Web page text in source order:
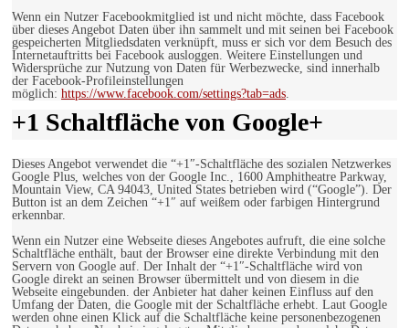
Wenn ein Nutzer Facebookmitglied ist und nicht möchte, dass Facebook
über dieses Angebot Daten über ihn sammelt und mit seinen bei Facebook
gespeicherten Mitgliedsdaten verknüpft, muss er sich vor dem Besuch des
Internetauftritts bei Facebook ausloggen. Weitere Einstellungen und
Widersprüche zur Nutzung von Daten für Werbezwecke, sind innerhalb
der Facebook-Profileinstellungen
möglich: https://www.facebook.com/settings?tab=ads.
+1 Schaltfläche von Google+
Dieses Angebot verwendet die “+1″-Schaltfläche des sozialen Netzwerkes
Google Plus, welches von der Google Inc., 1600 Amphitheatre Parkway,
Mountain View, CA 94043, United States betrieben wird (“Google”). Der
Button ist an dem Zeichen “+1″ auf weißem oder farbigen Hintergrund
erkennbar.
Wenn ein Nutzer eine Webseite dieses Angebotes aufruft, die eine solche
Schaltfläche enthält, baut der Browser eine direkte Verbindung mit den
Servern von Google auf. Der Inhalt der “+1″-Schaltfläche wird von
Google direkt an seinen Browser übermittelt und von diesem in die
Webseite eingebunden. der Anbieter hat daher keinen Einfluss auf den
Umfang der Daten, die Google mit der Schaltfläche erhebt. Laut Google
werden ohne einen Klick auf die Schaltfläche keine personenbezogenen